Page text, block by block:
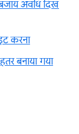
अवधि दिख
करना
बनाया गया